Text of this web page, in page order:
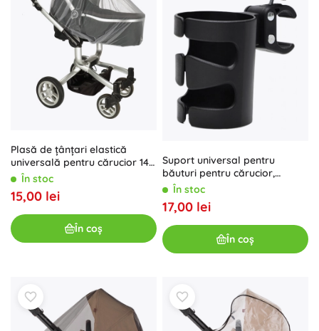
Plasă de țânțari elastică
universală pentru cărucior 140
cm – Gri
În stoc
15,00 lei
În coș
Suport universal pentru
băuturi pentru cărucior,
bicicletă și trotinetă
În stoc
17,00 lei
În coș